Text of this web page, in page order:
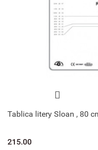
Tablica litery Sloan , 80
215.00